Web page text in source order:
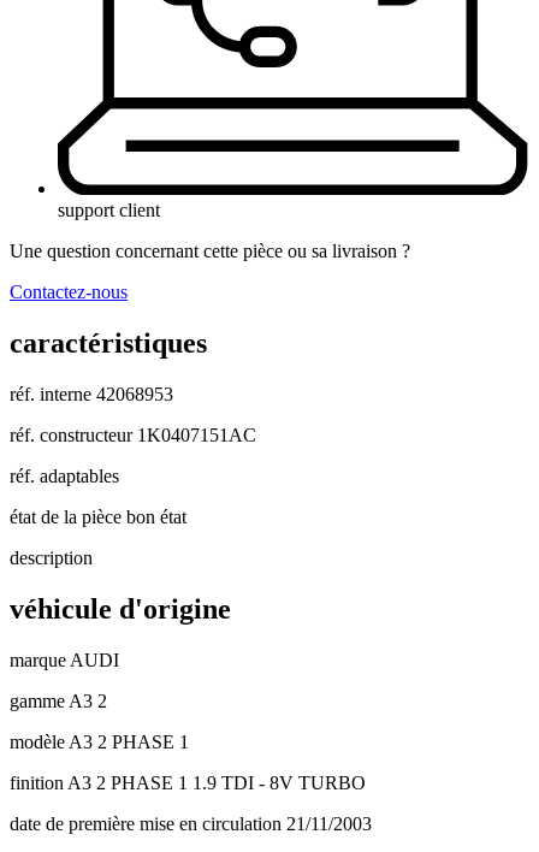
support client
Une question concernant cette pièce ou sa livraison ?
Contactez-nous
caractéristiques
réf. interne 42068953
réf. constructeur 1K0407151AC
réf. adaptables
état de la pièce bon état
description
véhicule d'origine
marque AUDI
gamme A3 2
modèle A3 2 PHASE 1
finition A3 2 PHASE 1 1.9 TDI - 8V TURBO
date de première mise en circulation 21/11/2003